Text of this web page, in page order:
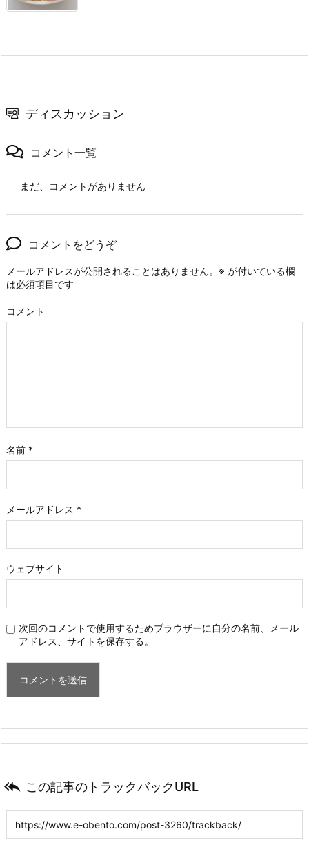
ディスカッション
コメント一覧
まだ、コメントがありません
コメントをどうぞ
メールアドレスが公開されることはありません。 ※ が付いている欄
は必須項目です
コメント
名前 *
メールアドレス *
ウェブサイト
次回のコメントで使用するためブラウザーに自分の名前、メール
アドレス、サイトを保存する。
 この記事のトラックバックURL